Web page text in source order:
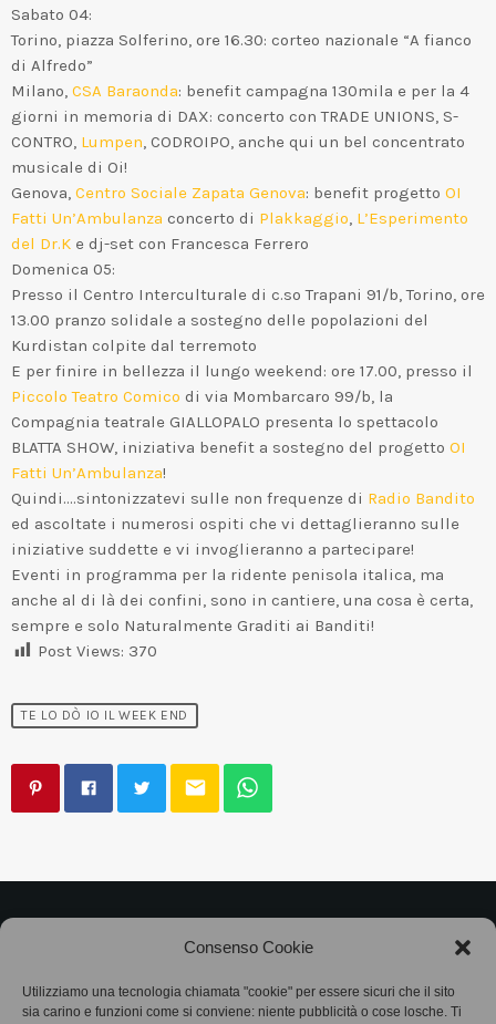
Consenso Cookie
Utilizziamo una tecnologia chiamata "cookie" per essere sicuri che il sito
sia carino e funzioni come si conviene: niente pubblicità o cose losche. Ti
Sabato 04:
Torino, piazza Solferino, ore 16.30: corteo nazionale “A fianco
di Alfredo”
Milano, CSA Baraonda: benefit campagna 130mila e per la 4
giorni in memoria di DAX: concerto con TRADE UNIONS, S-
CONTRO, Lumpen, CODROIPO, anche qui un bel concentrato
musicale di Oi!
Genova, Centro Sociale Zapata Genova: benefit progetto OI
Fatti Un’Ambulanza concerto di Plakkaggio, L’Esperimento
del Dr.K e dj-set con Francesca Ferrero
Domenica 05:
Presso il Centro Interculturale di c.so Trapani 91/b, Torino, ore
13.00 pranzo solidale a sostegno delle popolazioni del
Kurdistan colpite dal terremoto
E per finire in bellezza il lungo weekend: ore 17.00, presso il
Piccolo Teatro Comico di via Mombarcaro 99/b, la
Compagnia teatrale GIALLOPALO presenta lo spettacolo
BLATTA SHOW, iniziativa benefit a sostegno del progetto OI
Fatti Un’Ambulanza!
Quindi….sintonizzatevi sulle non frequenze di Radio Bandito
ed ascoltate i numerosi ospiti che vi dettaglieranno sulle
iniziative suddette e vi invoglieranno a partecipare!
Eventi in programma per la ridente penisola italica, ma
anche al di là dei confini, sono in cantiere, una cosa è certa,
sempre e solo Naturalmente Graditi ai Banditi!​
Post Views: 370
TE LO DÒ IO IL WEEK END
email
Associazione Bandito • CF 97882400019 •
Privacy Policy•Cookie Policy (UE) • Protocollo